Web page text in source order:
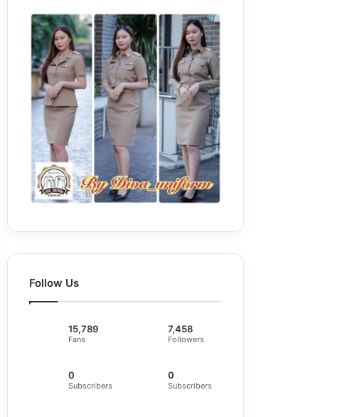
Follow Us
15,789
Fans
7,458
Followers
0
Subscribers
0
Subscribers